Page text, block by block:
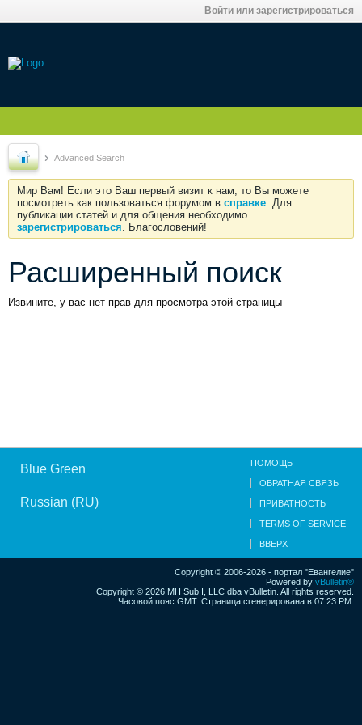
Войти или зарегистрироваться
Advanced Search
Мир Вам! Если это Ваш первый визит к нам, то Вы можете
посмотреть как пользоваться форумом в справке. Для
публикации статей и для общения необходимо
зарегистрироваться. Благословений!
Расширенный поиск
Извините, у вас нет прав для просмотра этой страницы
Blue Green
Russian (RU)
ПОМОЩЬ
ОБРАТНАЯ СВЯЗЬ
ПРИВАТНОСТЬ
TERMS OF SERVICE
ВВЕРХ
Copyright © 2006-2026 - портал "Евангелие"
Powered by vBulletin®
Copyright © 2026 MH Sub I, LLC dba vBulletin. All rights reserved.
Часовой пояс GMT. Страница сгенерирована в 07:23 PM.